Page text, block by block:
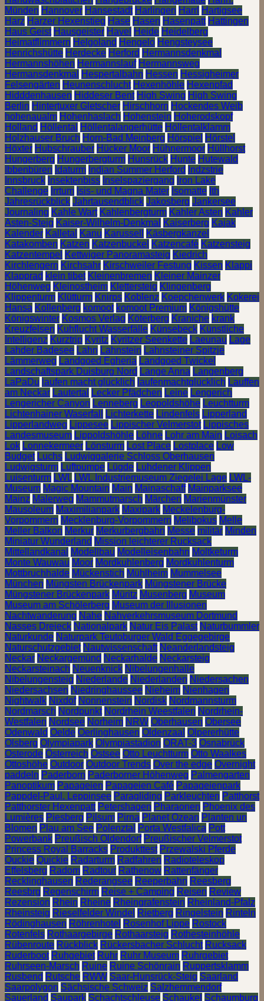
Münden Hannover Hansestadt Harlingen Harrl Hartigsee
Harz Harzer Hexenstieg Hase Hasen Hasenpatt Hattingen
Haus Geist Hausgeister Havel Heide Heidelberg
Heimatflimmern Helgoland Hengelo Hengsteysee
Henrichshütte Herdecke Herford Hermannsdenkmal
Hermannshöhen Hermannslauf Hermannsweg
Hermansdenkmal
Hespertalbahn Hessen Hessigheimer
Felsengärten Heunenschlucht Hexenhöhle Hexenpfad
Hidddenhausen Hiddeser Bent High Swing High Swing
Berlin Hintertuxer Gletscher Hirschhorn Hockendes Weib
hohenaualm Hohenhaslach Hohenstein Hoherodskopf
Holland Höllental Höllentalangerhütte Höllentalklamm
Holzhauser Bruch Horn-Bad Meinberg Hörspiel Hörstel
Höxter Hubschrauber Hücker Moor Hühnermoor Hüllhorst
Hungerberg Hungerbergturm Hunsrück Hunte Hutewald
Ibbenbüren Idaturm Indian Summer Herford
Indzstrie
Innsbruck Insektenbiss Inselspaziergang Iron Lake
Challenge Irrtum Isis- und Magna Mater Isomatte Ith
Jahresrückblick Jahrtausendblick Jakosberg Jankersee
Journaling Kahle Wart Kahlenbergturm Kahler Asten Kahler
Asten-Steig Kaiser-Wilhelm-Denkmal Kaiserberg Kajak
Kalender Kalletal Kanu Karussell
Käsbergkanzel
Katakomben Katzen Katzenbuckel Katzencafé Katzensteig
Katzentempel Kettwiger Panoramasteig Kiedrich
Kirchlengern Kirchsahr Kirschweiler Festung Kissen Klappi
Klapprad klein tibet Kleinenbremen Kleiner Mainzer
Höhenweg Kleinostheim Klettersteig Klingenberg
Klippenturm Klütturm Knirps Koblenz Koepchenwerk Kokerei
Hansa Kollenberg komoot komoot Premium Königshütte
Königswinter Kosmos Verlag Köterberg Kraniche krank
Kreuzfelsen Kuhflucht Wasserfälle Künsebeck Künstliche
Intelligenz Kurztrip Kyritz Kyritzer Seenkette Laeunau Lage
Lahder Badesee Lahn Lahnstein Lahnsteiner Spitzje
Lämmerweg Landgoed Egheria Landgoed Twickel
Landschaftspark Duisburg Nord Lange Anna Langenberg
LaPaDu laufen macht glücklich laufenmachtglücklich Lauffen
am Neckar Lautertal Lecker Pfädchen Leine Lengerich
Lengericher Canyon Lenneberg Leopoldshöhe Leuchtturm
Lichtenhainer Waserfall
Lichterkette Lindenfels Lipperland
Lipperlandweg Lippesee Lippischer Velmerstot Lippisches
Landesmuseum Lippoldshöhle Löhne Lohr am Main Loisach
Lok Lonnekermeer Lönsturm Lost Place Lostplace Low
Budget Luchs Ludwiggalerie Schloss Oberhausen
Ludwigsturm Luftpumpe Lügde Luhdener Klippen
Luisenturm LWL LWL Industriemuseum Ziegelei Lage LWL-
Museum Magic Mountain Main Mainaschaff Mainparksee
Mainz Malerweg Mammutmarsch Märchen Marienmünster
Mausoleum Maximilianpark Maxipark Meckelenburg-
Vorpommern Mecklenburg-Vorpommern Melibokus Melle
Meller Balkon Merkur Merkurbergbahn Messe militär Minden
Miniatur Wunderland Mission leichterer Rucksack
Mittellandkanal
Modellbau Modelleisenbahn Moltketurm
Monte Wauwau Moor Mordkuhlenberg Mordkuhlenturm
Mottbruchhalde Mückenstich Mühlheim Mummelsee
München Müngsten Brückenpark Müngstener Brücke
Müngstener Brückenpark Müritz Musenberg Museum
Museum am Schölerberg Museum der Illusionen
Nachtwanderung Nahe Nahverkehrsmuseum Dortmund
Nasses Dreieck Nationalpark Natur Eis Palast Naturbummler
Naturkunde Naturpark Teutoburger Wald Eggegebirge
Naturschutzgebiet Nautwissenschaft Neanderlandsteig
Neckar Neckargemünd Neckarhalde Neckarsteig
Neckarsteinach Neuenknick Nibelungenhalle
Nibelungensteig Niederlande Niederlanden Niedersachen
Niedersachsen Niedringhaussee Nieheim Nienhagen
Nightwalk Nixdof Nonnenstein Nordisk Nordmannsturm
Nordmarsch Nordpunkt Nordrhein Weestfalen Nordrhein-
Westfalen Nordsee Norheim NRW Oberhausen Obersee
Odenwald Oelde Oerlinghausen Oldenzaal Olpererhütte
Olsberg Olympiapark Olympiastadion ORAT-3 Osnabrück
Osterode Österreich Ostsee Otto Leuchtturm Otto Waalkes
Ottoshöhe Outdoor Outdoor Trends Over the edge Overnight
paddeln Paderborn Paderborner Höhenweg Palmengarten
Panoptikum Papageien Papageien Café Papageienpark
Pappdel-Paul. Leppinsee Paragliding Parkleuchten Patthorst
Patthorster Hexenpatt Petershagen Pharaonen Phoenix des
Lumières Piesberg Pilsum Pirna Planet Ozean Planten un
Blomen Plau am See Polenztal Porta Westfalica Pott
Powerbank Preußisch Oldendorf Preußischer Velmerstot
Princess Royal Barracks Produkttest Przewalski Pferde
Quckie Quickie Radarturm Radfahren Radioteleskop
Effelsberg Radom Radtour Rathenow Rattenfänger
Recklinghausen Rederangsee Reeperbahn Reesberg
Reesbrg Regenschirm Reise + Camping Reisen Review
Rezension Rhein Rheine Rheingrafenstein Rheinland-Pfalz
Rheinsteig Rieselfelder Windel Rietberg Ringelstein Rinteln
Rödinghausen Röhrenhotel Rosenhof Lippe Rostock
Rotenfels Rothaargebirge Rothaarsteig Rothesteinhöhle
Rübenroute Rückblick Rückersbacher Schlucht Rucksack
Ruderboot Ruhgebiet Ruhr Ruhr Museum Ruhrgebiet
Ruhrseen-Marsch Ruine Ruine Schönrain Ruppertsklamm
Rusbend Rutsche RWW Saar-Hunsrück-Steig Saarland
Saarpolygon Sächsische Schweiz Salzhemmendorf
Sauerland Saupark Schachtschleuse Schaukel Schaumburg